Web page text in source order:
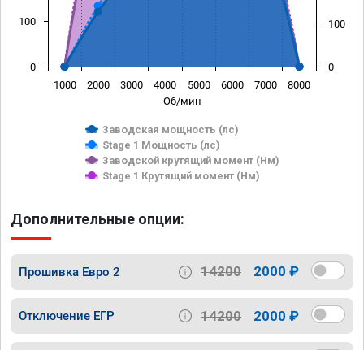
Об/мин
Заводская мощность (лс)
Stage 1 Мощность (лс)
Заводской крутящий момент (Нм)
Stage 1 Крутящий момент (Нм)
1000 2000 3000 4000 5000 6000 7000 8000
0
100
0
100
Дополнительные опции:
Прошивка Евро 2 14200 2000 ₽
Отключение ЕГР 14200 2000 ₽